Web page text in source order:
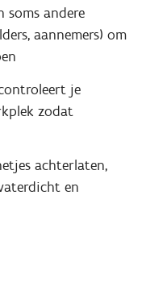
soms andere
aannemers) om
je
zodat
achterlaten,
en